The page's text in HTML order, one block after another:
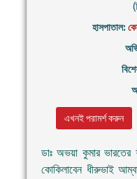
হাসপাতাল:
এখনই পরামর্শ করুন
ডাঃ অভয়া কুমার ভারতের
কোকিলাবেন ধীরুভাই